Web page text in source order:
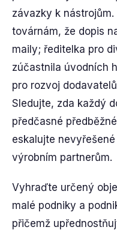
závazky k nástrojům.
továrnám, že dopis
maily; ředitelka pro
zúčastnila úvodních
pro rozvoj
Sledujte, zda každý
předčasné
eskalujte
výrobním partnerům.
Vyhraďte určený
malé podniky a
přičemž